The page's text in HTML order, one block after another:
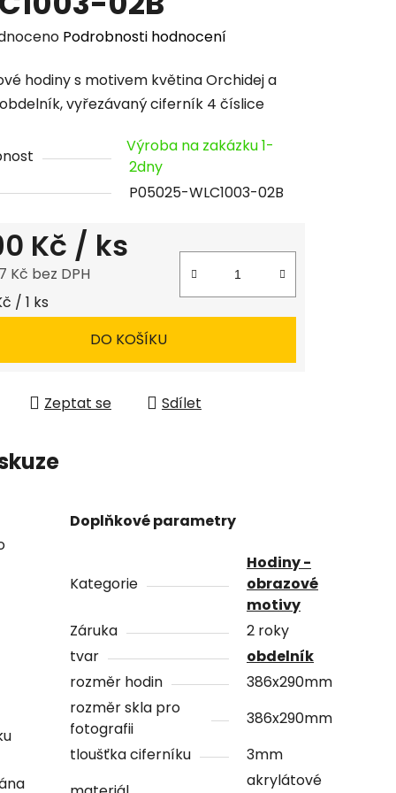
Podrobnosti hodnocení
hodiny s motivem květina Orchidej a
vyřezávaný ciferník 4 číslice
Výroba na zakázku 1-
2dny
P05025-WLC1003-02B
Kč / ks
Kč bez DPH
cena:
/ 1 ks
DO KOŠÍKU
Zeptat se Sdílet
Doplňkové parametry
Kategorie
Hodiny -
obrazové
motivy
Záruka
2 roky
tvar
obdelník
rozměr hodin
386x290mm
rozměr skla pro
fotografii
386x290mm
tloušťka ciferníku
3mm
akrylátové